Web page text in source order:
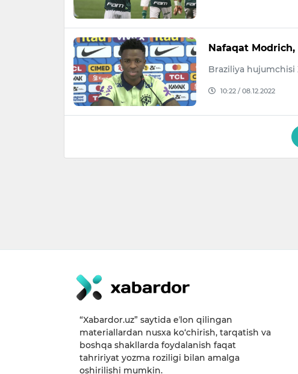
Nafaqat
Braziliya
10:22 / 08.12.2022
“Xabardor.uz” saytida eʼlon qilingan
materiallardan nusxa ko‘chirish, tarqatish va
boshqa shakllarda foydalanish faqat
tahririyat yozma roziligi bilan amalga
oshirilishi mumkin.